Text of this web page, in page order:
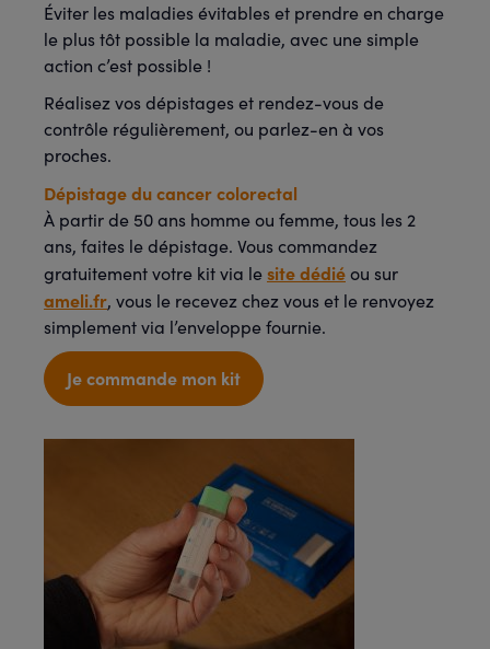
Éviter les maladies évitables et prendre en charge
le plus tôt possible la maladie, avec une simple
action c’est possible !
Réalisez vos dépistages et rendez-vous de
contrôle régulièrement, ou parlez-en à vos
proches.
Dépistage du cancer colorectal
À partir de 50 ans homme ou femme, tous les 2
ans, faites le dépistage. Vous commandez
gratuitement votre kit via lesite dédiéou sur
ameli.fr, vous le recevez chez vous et le renvoyez
simplement via l’enveloppe fournie.
Je commande mon kit